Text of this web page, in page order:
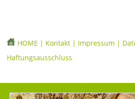
HOME | Kontakt | Impressum |
Haftungsausschluss